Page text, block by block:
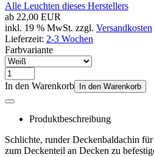
Alle Leuchten dieses Herstellers
ab 22,00 EUR
inkl. 19 % MwSt. zzgl. Versandkosten
Lieferzeit: 2-3 Wochen
Farbvariante
In den Warenkorb In den Warenkorb
Produktbeschreibung
Schlichte, runder Deckenbaldachin
zum Deckenteil an Decken zu